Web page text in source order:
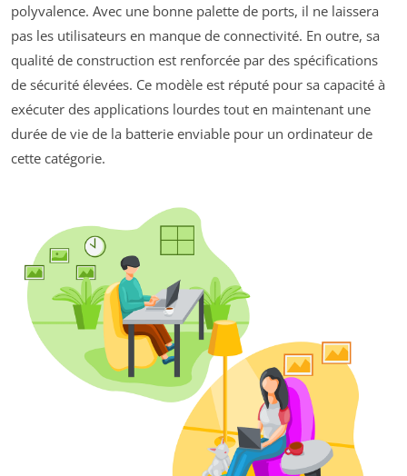
polyvalence. Avec une bonne palette de ports, il ne laissera
pas les utilisateurs en manque de connectivité. En outre, sa
qualité de construction est renforcée par des spécifications
de sécurité élevées. Ce modèle est réputé pour sa capacité à
exécuter des applications lourdes tout en maintenant une
durée de vie de la batterie enviable pour un ordinateur de
cette catégorie.